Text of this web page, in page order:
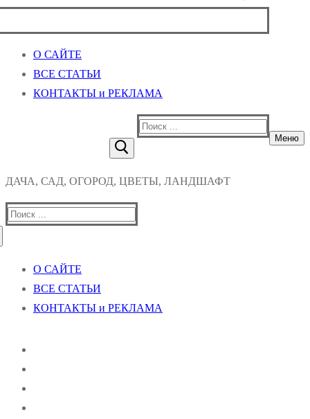
О САЙТЕ
ВСЕ СТАТЬИ
КОНТАКТЫ и РЕКЛАМА
Найти:
Меню
ДАЧА, САД, ОГОРОД, ЦВЕТЫ, ЛАНДШАФТ
Найти:
О САЙТЕ
ВСЕ СТАТЬИ
КОНТАКТЫ и РЕКЛАМА